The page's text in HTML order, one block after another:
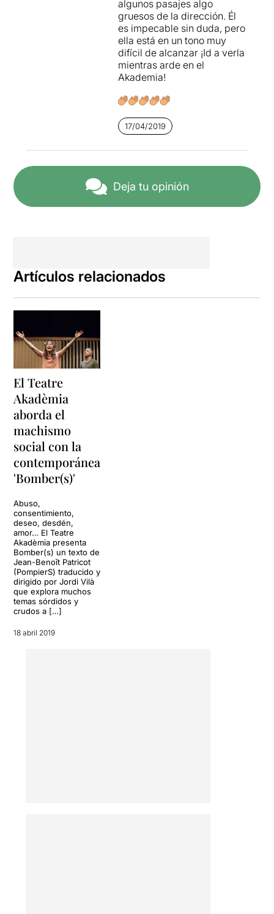
algunos pasajes algo
gruesos de la dirección. Él
es impecable sin duda, pero
ella está en un tono muy
difícil de alcanzar ¡Id a verla
mientras arde en el
Akademia!
17/04/2019
Deja tu opinión
Artículos relacionados
El Teatre
Akadèmia
aborda el
machismo
social con la
contemporánea
'Bomber(s)'
Abuso,
consentimiento,
deseo, desdén,
amor… El Teatre
Akadèmia presenta
Bomber(s) un texto de
Jean-Benoît Patricot
(PompierS) traducido y
dirigido por Jordi Vilà
que explora muchos
temas sórdidos y
crudos a […]
18 abril 2019